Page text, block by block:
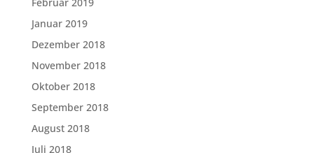
Januar 2019
Dezember 2018
November 2018
Oktober 2018
September 2018
August 2018
Juli 2018